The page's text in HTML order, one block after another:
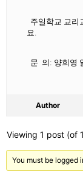
주일학교 교리
요.
문 의: 양희영
Author
Viewing 1 post (of
You must be logged